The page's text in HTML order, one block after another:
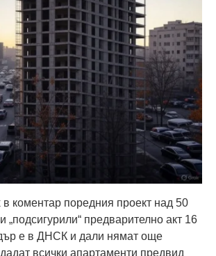
в коментар поредния проект над 50
„подсигурили“ предварително акт 16
е в ДНСК и дали нямат още
всички апартаменти предвид